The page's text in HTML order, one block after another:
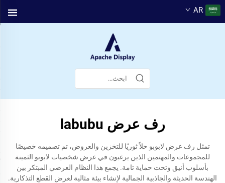
AR
رف عرض labubu
تمثل رف عرض لابوبو حلاً ثوريًا للتخزين والعروض، تم تصميمه خصيصًا
للمجموعات والمهتمين الذين يرغبون في عرض شخصيات لابوبو الثمينة
بأسلوب أنيق وتحت حماية تامة. يجمع هذا النظام العرضي المبتكر بين
الهندسة الحديثة والجاذبية الجمالية لإنشاء بيئة مثالية لعرض القطع التذكارية.